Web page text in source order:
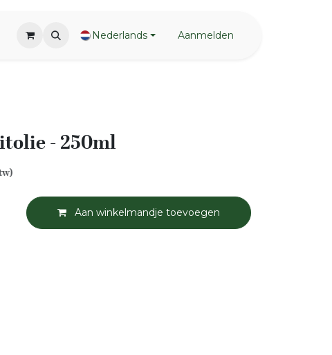
Nederlands Aanmelden
- 250ml
Aan winkelmandje toevoegen